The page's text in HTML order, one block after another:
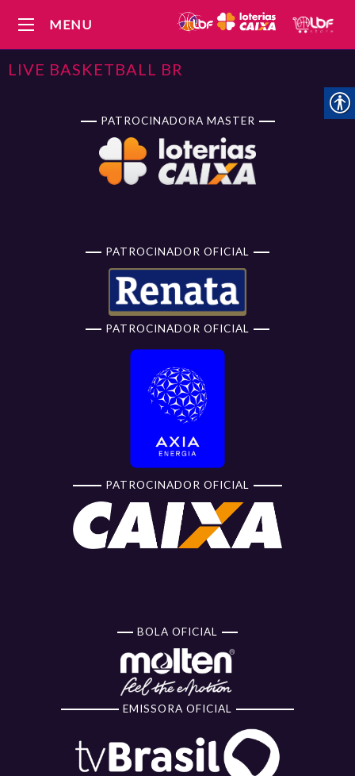
MENU
LIVE BASKETBALL BR
PATROCINADORA MASTER
PATROCINADOR OFICIAL
PATROCINADOR OFICIAL
PATROCINADOR OFICIAL
BOLA OFICIAL
EMISSORA OFICIAL